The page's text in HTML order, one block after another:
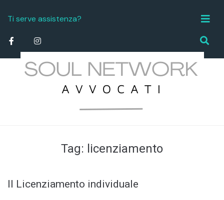
Ti serve assistenza?
info.studiolegale@soulnetworktorino.it
Tag: licenziamento
Il Licenziamento individuale